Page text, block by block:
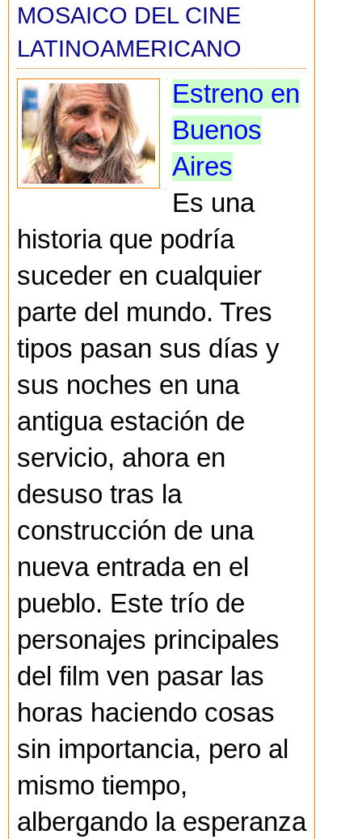
MOSAICO DEL CINE
LATINOAMERICANO
Estreno en
Buenos
Aires
Es una
historia que podría
suceder en cualquier
parte del mundo. Tres
tipos pasan sus días y
sus noches en una
antigua estación de
servicio, ahora en
desuso tras la
construcción de una
nueva entrada en el
pueblo. Este trío de
personajes principales
del film ven pasar las
horas haciendo cosas
sin importancia, pero al
mismo tiempo,
albergando la esperanza